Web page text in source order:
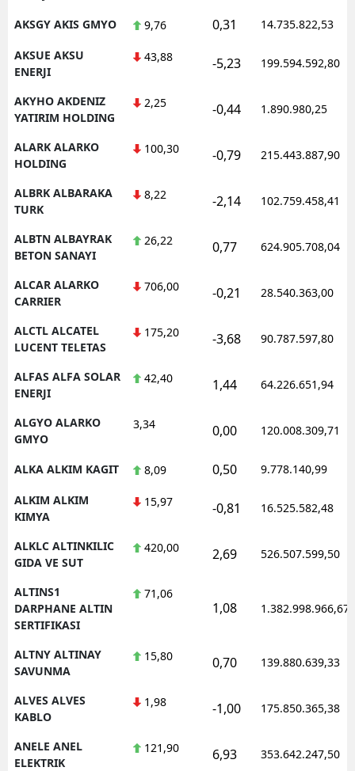
AKSGY AKIS GMYO
9,76 0,31 14.735.822,53
AKSUE AKSU
ENERJI
43,88 -5,23 199.594.592,80
AKYHO AKDENIZ
YATIRIM HOLDING
2,25 -0,44 1.890.980,25
ALARK ALARKO
HOLDING
100,30 -0,79 215.443.887,90
ALBRK ALBARAKA
TURK
8,22 -2,14 102.759.458,41
ALBTN ALBAYRAK
BETON SANAYI
26,22 0,77 624.905.708,04
ALCAR ALARKO
CARRIER
706,00 -0,21 28.540.363,00
ALCTL ALCATEL
LUCENT TELETAS
175,20 -3,68 90.787.597,80
ALFAS ALFA SOLAR
ENERJI
42,40 1,44 64.226.651,94
ALGYO ALARKO
GMYO
3,34 0,00 120.008.309,71
ALKA ALKIM KAGIT 8,09 0,50 9.778.140,99
ALKIM ALKIM
KIMYA
15,97 -0,81 16.525.582,48
ALKLC ALTINKILIC
GIDA VE SUT
420,00 2,69 526.507.599,50
ALTINS1
DARPHANE ALTIN
SERTIFIKASI
71,06
1,08 1.382.998.966,67
ALTNY ALTINAY
SAVUNMA
15,80 0,70 139.880.639,33
ALVES ALVES
KABLO
1,98 -1,00 175.850.365,38
ANELE ANEL
ELEKTRIK
121,90 6,93 353.642.247,50